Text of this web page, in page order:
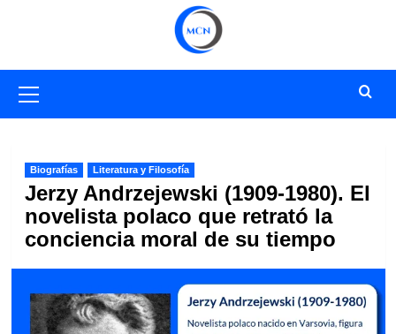
primario
Biografías Literatura y Filosofía
Jerzy Andrzejewski (1909-1980). El
novelista polaco que retrató la
conciencia moral de su tiempo